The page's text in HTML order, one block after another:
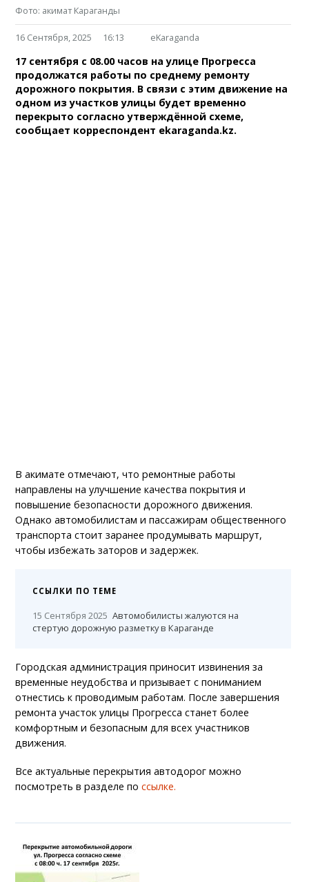
Фото: акимат Караганды
16 Сентября, 2025 16:13 eKaraganda
17 сентября с 08.00 часов на улице Прогресса
продолжатся работы по среднему ремонту
дорожного покрытия. В связи с этим движение на
одном из участков улицы будет временно
перекрыто согласно утверждённой схеме,
сообщает корреспондент ekaraganda.kz.
В акимате отмечают, что ремонтные работы
направлены на улучшение качества покрытия и
повышение безопасности дорожного движения.
Однако автомобилистам и пассажирам общественного
транспорта стоит заранее продумывать маршрут,
чтобы избежать заторов и задержек.
ССЫЛКИ ПО ТЕМЕ
15 Сентября 2025 Автомобилисты жалуются на
стертую дорожную разметку в Караганде
Городская администрация приносит извинения за
временные неудобства и призывает с пониманием
отнестись к проводимым работам. После завершения
ремонта участок улицы Прогресса станет более
комфортным и безопасным для всех участников
движения.
Все актуальные перекрытия автодорог можно
посмотреть в разделе поссылке.